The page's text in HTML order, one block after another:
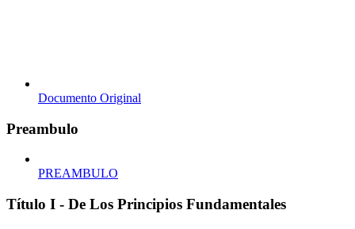
Documento Original
Preambulo
PREAMBULO
Título I - De Los Principios Fundamentales